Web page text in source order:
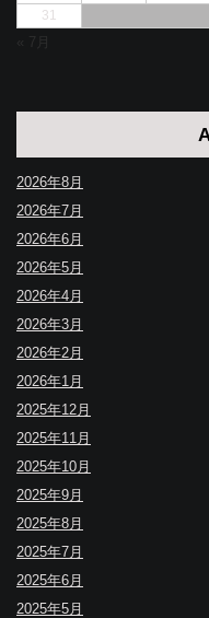
31
« 7月
2026年8月
2026年7月
2026年6月
2026年5月
2026年4月
2026年3月
2026年2月
2026年1月
2025年12月
2025年11月
2025年10月
2025年9月
2025年8月
2025年7月
2025年6月
2025年5月